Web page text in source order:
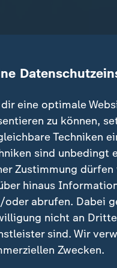
im Zuge der
werden. Das
vor.
eine optimale
zu können,
Techniken
sind unbedingt
Zustimmung
hinaus
oder abrufen. Dabei
nicht an
sind. Wir
Zwecken.